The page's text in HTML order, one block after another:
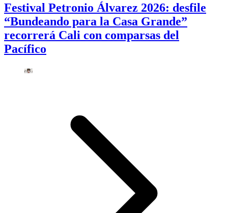
Festival Petronio Álvarez 2026: desfile
“Bundeando para la Casa Grande”
recorrerá Cali con comparsas del
Pacífico